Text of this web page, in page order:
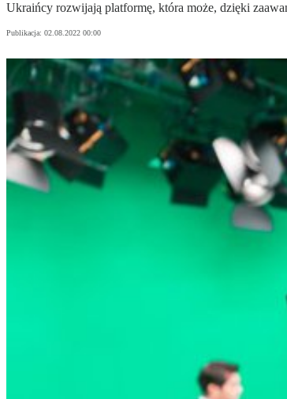
Ukraińcy rozwijają platformę, która może, dzięki
Publikacja: 02.08.2022 00:00